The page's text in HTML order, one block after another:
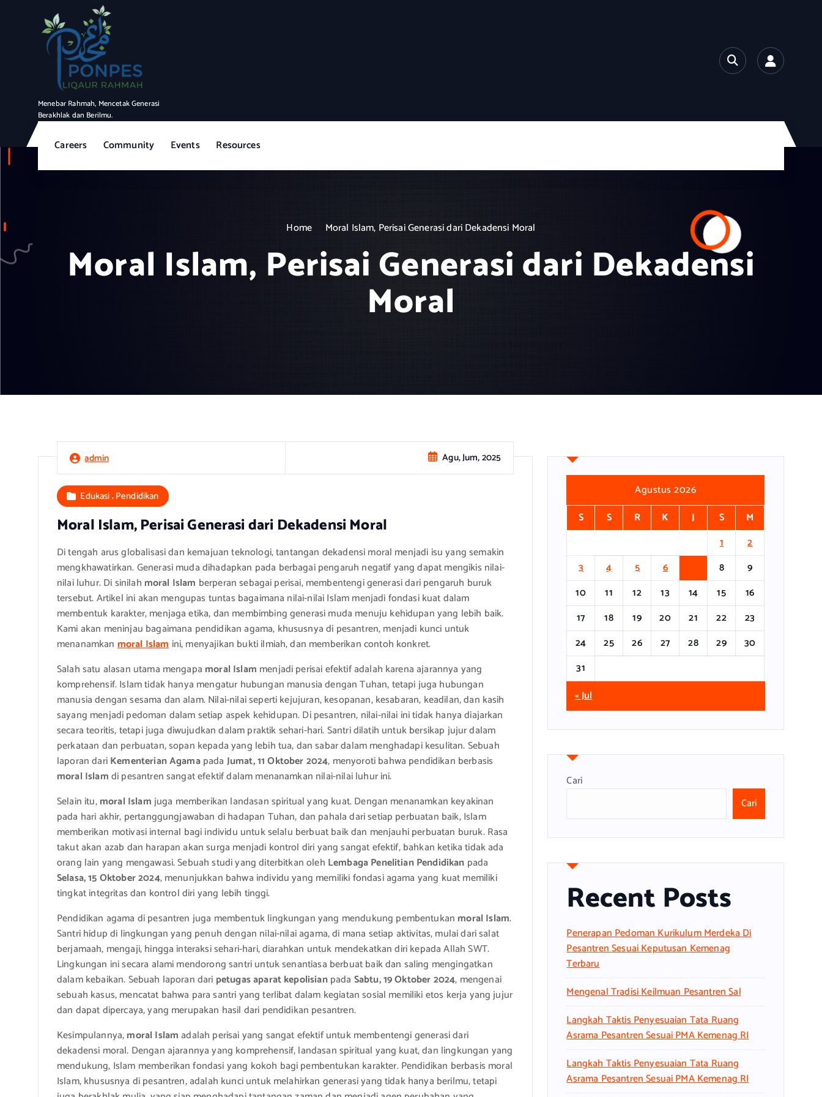
t
Menebar Rahmah, Mencetak Generasi
Berakhlak dan Berilmu.
Careers Community Events Resources
Home Moral Islam, Perisai Generasi dari Dekadensi Moral
Moral Islam, Perisai Generasi dari Dekadensi
Moral
admin Agu, Jum, 2025
Edukasi,Pendidikan
Moral Islam, Perisai Generasi dari Dekadensi Moral
Di tengah arus globalisasi dan kemajuan teknologi, tantangan dekadensi moral menjadi isu yang semakin
mengkhawatirkan. Generasi muda dihadapkan pada berbagai pengaruh negatif yang dapat mengikis nilai-
nilai luhur. Di sinilah moral Islam berperan sebagai perisai, membentengi generasi dari pengaruh buruk
tersebut. Artikel ini akan mengupas tuntas bagaimana nilai-nilai Islam menjadi fondasi kuat dalam
membentuk karakter, menjaga etika, dan membimbing generasi muda menuju kehidupan yang lebih baik.
Kami akan meninjau bagaimana pendidikan agama, khususnya di pesantren, menjadi kunci untuk
menanamkanmoral Islamini, menyajikan bukti ilmiah, dan memberikan contoh konkret.
Salah satu alasan utama mengapa moral Islam menjadi perisai efektif adalah karena ajarannya yang
komprehensif. Islam tidak hanya mengatur hubungan manusia dengan Tuhan, tetapi juga hubungan
manusia dengan sesama dan alam. Nilai-nilai seperti kejujuran, kesopanan, kesabaran, keadilan, dan kasih
sayang menjadi pedoman dalam setiap aspek kehidupan. Di pesantren, nilai-nilai ini tidak hanya diajarkan
secara teoritis, tetapi juga diwujudkan dalam praktik sehari-hari. Santri dilatih untuk bersikap jujur dalam
perkataan dan perbuatan, sopan kepada yang lebih tua, dan sabar dalam menghadapi kesulitan. Sebuah
laporan dariKementerian Agamapada Jumat, 11 Oktober 2024, menyoroti bahwa pendidikan berbasis
moral Islamdi pesantren sangat efektif dalam menanamkan nilai-nilai luhur ini.
Selain itu,moral Islamjuga memberikan landasan spiritual yang kuat. Dengan menanamkan keyakinan
pada hari akhir, pertanggungjawaban di hadapan Tuhan, dan pahala dari setiap perbuatan baik, Islam
memberikan motivasi internal bagi individu untuk selalu berbuat baik dan menjauhi perbuatan buruk. Rasa
takut akan azab dan harapan akan surga menjadi kontrol diri yang sangat efektif, bahkan ketika tidak ada
orang lain yang mengawasi. Sebuah studi yang diterbitkan oleh Lembaga Penelitian Pendidikan pada
Selasa, 15 Oktober 2024, menunjukkan bahwa individu yang memiliki fondasi agama yang kuat memiliki
tingkat integritas dan kontrol diri yang lebih tinggi.
Pendidikan agama di pesantren juga membentuk lingkungan yang mendukung pembentukan moral Islam.
Santri hidup di lingkungan yang penuh dengan nilai-nilai agama, di mana setiap aktivitas, mulai dari salat
berjamaah, mengaji, hingga interaksi sehari-hari, diarahkan untuk mendekatkan diri kepada Allah SWT.
Lingkungan ini secara alami mendorong santri untuk senantiasa berbuat baik dan saling mengingatkan
dalam kebaikan. Sebuah laporan dari petugas aparat kepolisianpada Sabtu, 19 Oktober 2024, mengenai
sebuah kasus, mencatat bahwa para santri yang terlibat dalam kegiatan sosial memiliki etos kerja yang jujur
dan dapat dipercaya, yang merupakan hasil dari pendidikan pesantren.
Kesimpulannya,moral Islamadalah perisai yang sangat efektif untuk membentengi generasi dari
dekadensi moral. Dengan ajarannya yang komprehensif, landasan spiritual yang kuat, dan lingkungan yang
mendukung, Islam memberikan fondasi yang kokoh bagi pembentukan karakter. Pendidikan berbasis moral
Islam, khususnya di pesantren, adalah kunci untuk melahirkan generasi yang tidak hanya berilmu, tetapi
Agustus 2026
S
S R K J S
M
1
2
3
4 5 6 8
9
10
11 12 13 14 15
16
17
18 19 20 21 22
23
24
25 26 27 28 29
30
31
« Jul
Cari
Cari
Recent Posts
Penerapan Pedoman Kurikulum Merdeka Di
Pesantren Sesuai Keputusan Kemenag
Terbaru
Mengenal Tradisi Keilmuan Pesantren Sal
Langkah Taktis Penyesuaian Tata Ruang
Asrama Pesantren Sesuai PMA Kemenag RI
Langkah Taktis Penyesuaian Tata Ruang
Asrama Pesantren Sesuai PMA Kemenag RI